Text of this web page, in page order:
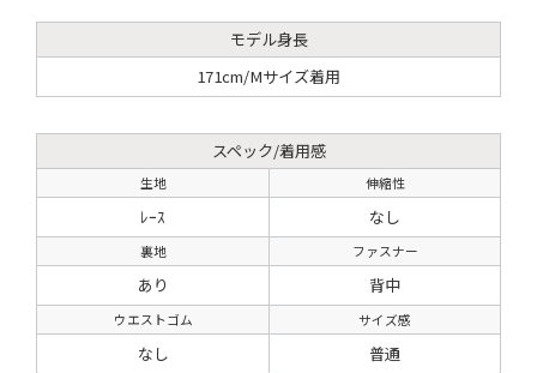
モデル身長
171cm/Mサイズ着用
スペック/着用感
生地 伸縮性
ﾚｰｽ なし
裏地 ファスナー
あり 背中
ウエストゴム サイズ感
なし 普通